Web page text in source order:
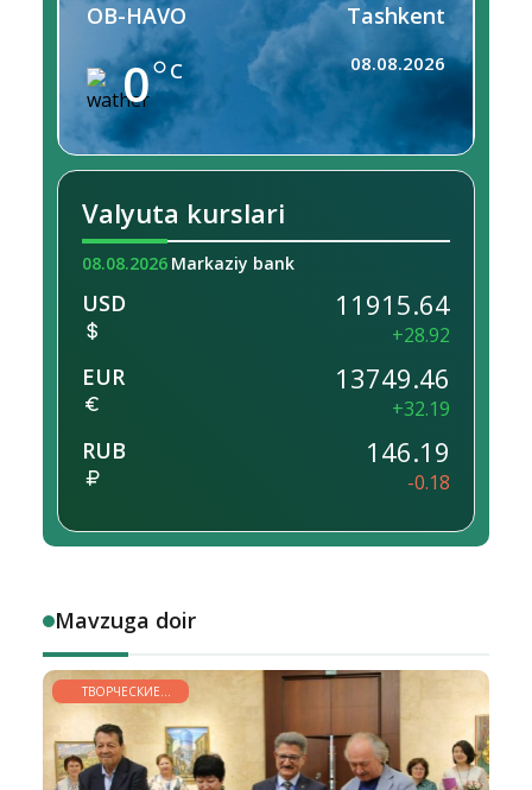
OB-HAVO
0 C
Tashkent
08.08.2026
Valyuta kurslari
08.08.2026 Markaziy bank
USD 11915.64
+28.92
EUR 13749.46
+32.19
RUB 146.19
-0.18
Mavzuga doir
ТВОРЧЕСКИЕ
ГОРИЗОНТЫ